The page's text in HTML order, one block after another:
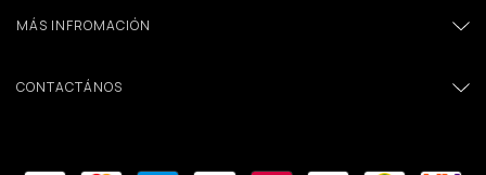
MÁS INFROMACIÓN
CONTACTÁNOS